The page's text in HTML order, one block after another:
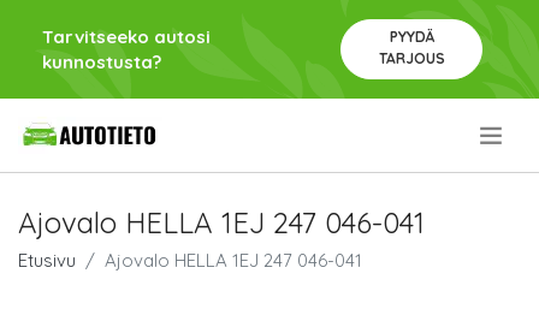
Tarvitseeko autosi
kunnostusta?
PYYDÄ
TARJOUS
Ajovalo HELLA 1EJ 247 046-041
Etusivu Ajovalo HELLA 1EJ 247 046-041